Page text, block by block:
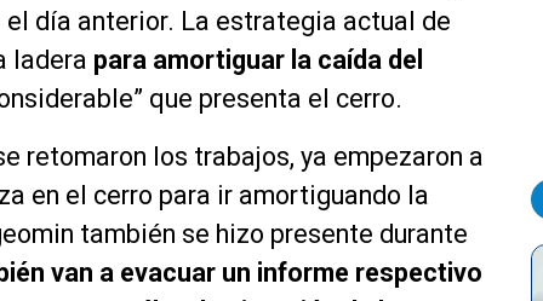
día anterior. La estrategia actual de
ladera para amortiguar la caída del
que presenta el cerro.
retomaron los trabajos, ya empezaron a
en el cerro para ir amortiguando la
también se hizo presente durante
van a evacuar un informe respectivo